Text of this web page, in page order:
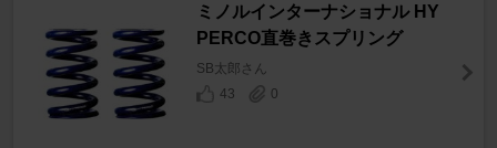
ミノルインターナショナル HY
PERCO直巻きスプリング
SB太郎さん
43
0